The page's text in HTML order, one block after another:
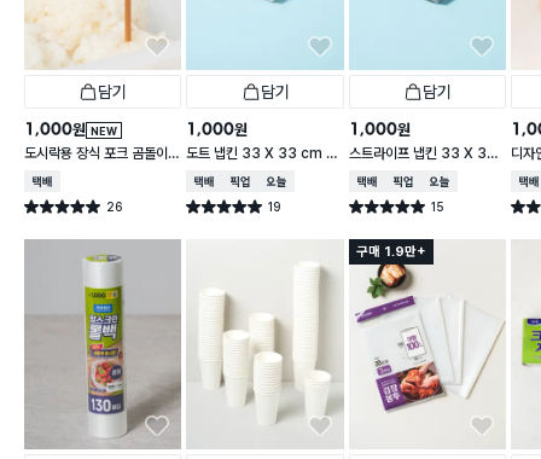
담기
NEW
1,000원
도시락용 장식 포크 곰돌이 1
0개입
택배배송
별점 5.0점 26
건 작성
담기
1,000원
도트 냅킨 33 X 33 cm 1
5매입
택배배송매장픽업오늘배송
별점 5.0점 19
건 작성
담기
1,000원
스트라이프 냅킨 33 X 33
cm 15매입
택배배송매장픽업오늘배송
별점 5.0점 15
건 작성
디자
cm
택배
별점
구매 1.9만+